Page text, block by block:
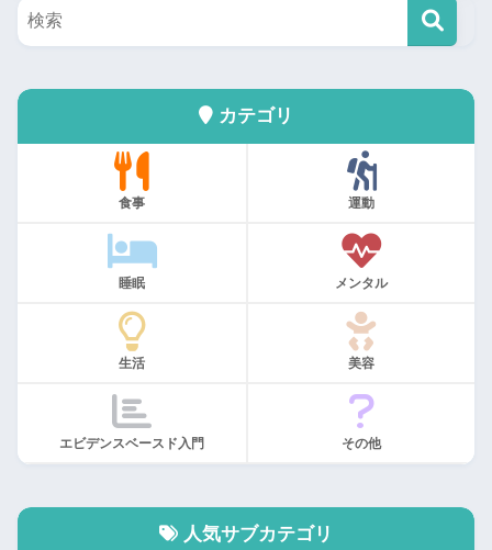
カテゴリ
食事 運動
睡眠 メンタル
生活 美容
エビデンスベースド入門 その他
人気サブカテゴリ